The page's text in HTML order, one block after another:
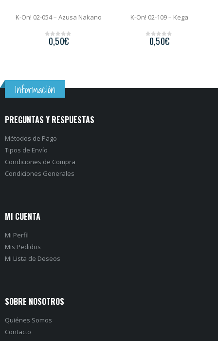
K-On! 02-054 – Azusa Nakano
0,50€
K-On! 02-109 – Kega
0,50€
Información
PREGUNTAS Y RESPUESTAS
Métodos de Pago
Tipos de Envío
Condiciones de Compra
Condiciones Generales
MI CUENTA
Mi Perfil
Mis Pedidos
Mi Lista de Deseos
SOBRE NOSOTROS
Quiénes Somos
Contacto